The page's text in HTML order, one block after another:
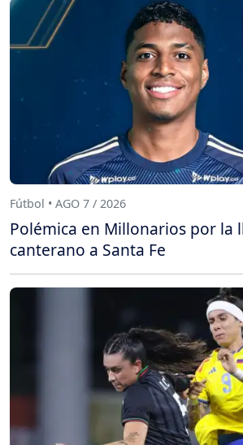
Fútbol • AGO 7 / 2026
Polémica en Millonarios por la
canterano a Santa Fe